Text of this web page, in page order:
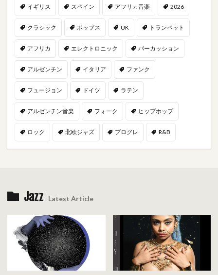
イギリス スペイン アフリカ音楽 2026
クラシック ポップス UK トランペット
アフリカ エレクトロニック パーカッション
アルゼンチン イタリア ファンク
フュージョン ドイツ ラテン
アルゼンチン音楽 フォーク ヒップホップ
ロック 北欧ジャズ プログレ R&B
Jazz Latest Article